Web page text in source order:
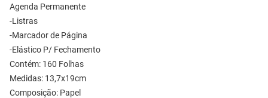
Agenda Permanente
-Listras
-Marcador de Página
-Elástico P/ Fechamento
Contém: 160 Folhas
Medidas: 13,7x19cm
Composição: Papel